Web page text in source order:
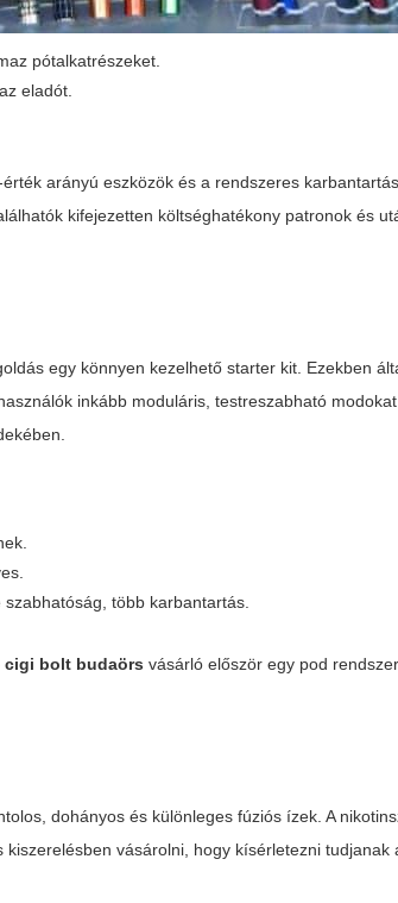
pótalkatrészeket.
eladót.
arányú eszközök és a rendszeres
kifejezetten költséghatékony patronok és
egy könnyen kezelhető starter kit. Ezekben
inkább moduláris, testreszabható
több karbantartás.
cigi bolt budaörs vásárló először egy pod
dohányos és különleges fúziós ízek. A
vásárolni, hogy kísérletezni tudjanak